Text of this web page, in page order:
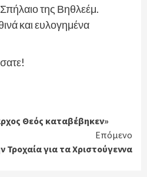
της Βηθλεέμ.
και ευλογημένα
Θεός καταβέβηκεν»
Επόμενο
Τροχαία για τα Χριστούγεννα